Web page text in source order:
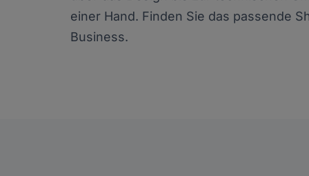
einer Hand. Finden Sie das passende
Business.